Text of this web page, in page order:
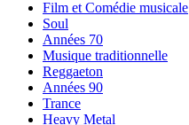
Film et Comédie musicale
Soul
Années 70
Musique traditionnelle
Reggaeton
Années 90
Trance
Heavy Metal